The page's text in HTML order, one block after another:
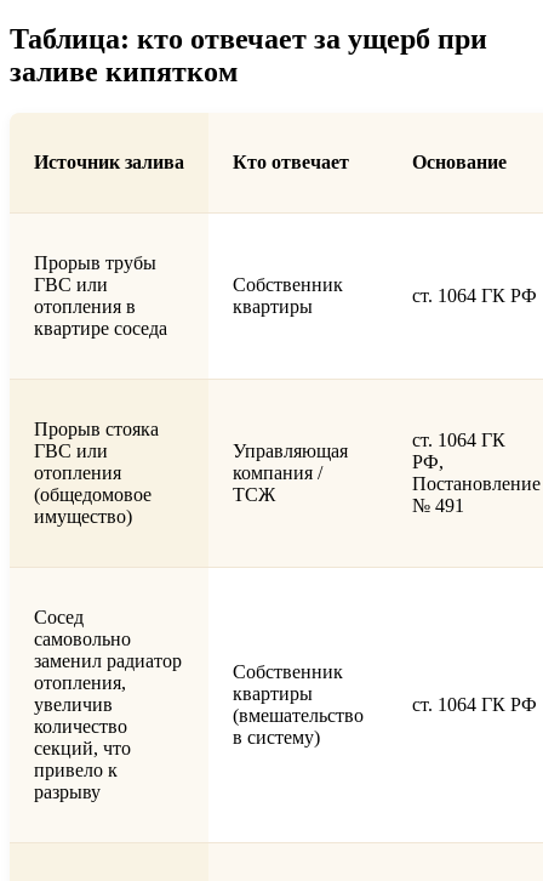
Таблица: кто отвечает за ущерб при
заливе кипятком
Источник залива Кто отвечает Основание
Прорыв трубы
ГВС или
отопления в
квартире соседа
Собственник
квартиры
ст. 1064 ГК РФ
Прорыв стояка
ГВС или
отопления
(общедомовое
имущество)
Управляющая
компания /
ТСЖ
ст. 1064 ГК
РФ,
Постановление
№ 491
Сосед
самовольно
заменил радиатор
отопления,
увеличив
количество
секций, что
привело к
разрыву
Собственник
квартиры
(вмешательство
в систему)
ст. 1064 ГК РФ